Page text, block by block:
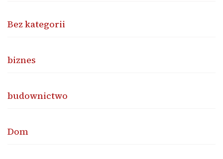
Bez kategorii
biznes
budownictwo
Dom